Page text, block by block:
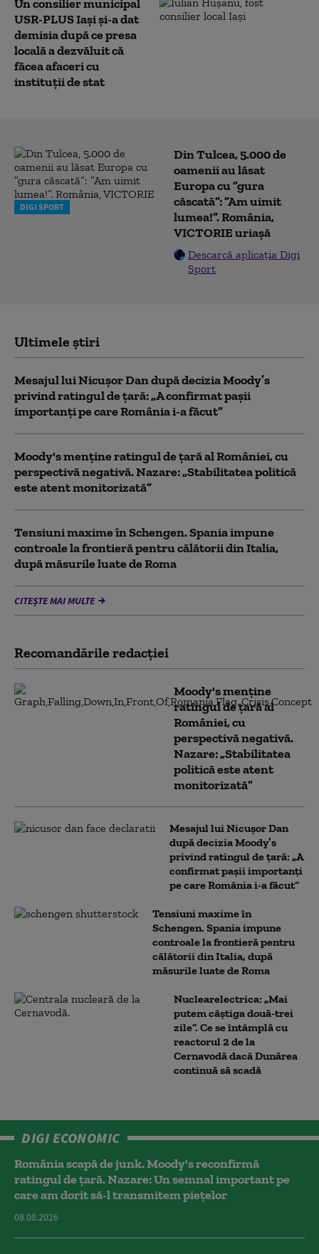
Un consilier municipal
USR-PLUS Iași și-a dat
demisia după ce presa
locală a dezvăluit că
făcea afaceri cu
instituţii de stat
DIGI SPORT
Din Tulcea, 5.000 de
oamenii au lăsat
Europa cu ”gura
căscată”: ”Am uimit
lumea!”. România,
VICTORIE uriașă
Descarcă aplicația Digi
Sport
Ultimele știri
Mesajul lui Nicușor Dan după decizia Moody’s
privind ratingul de țară: „A confirmat pașii
importanți pe care România i-a făcut”
Moody's menține ratingul de țară al României, cu
perspectivă negativă. Nazare: „Stabilitatea politică
este atent monitorizată”
Tensiuni maxime în Schengen. Spania impune
controale la frontieră pentru călătorii din Italia,
după măsurile luate de Roma
CITEȘTE MAI MULTE
Recomandările redacţiei
Moody's menține
ratingul de țară al
României, cu
perspectivă negativă.
Nazare: „Stabilitatea
politică este atent
monitorizată”
Mesajul lui Nicușor Dan
după decizia Moody’s
privind ratingul de țară: „A
confirmat pașii importanți
pe care România i-a făcut”
Tensiuni maxime în
Schengen. Spania impune
controale la frontieră pentru
călătorii din Italia, după
măsurile luate de Roma
Nuclearelectrica: „Mai
putem câștiga două-trei
zile”. Ce se întâmplă cu
reactorul 2 de la
Cernavodă dacă Dunărea
continuă să scadă
DIGI ECONOMIC
România scapă de junk. Moody's reconfirmă
ratingul de țară. Nazare: Un semnal important pe
care am dorit să-l transmitem piețelor
08.08.2026